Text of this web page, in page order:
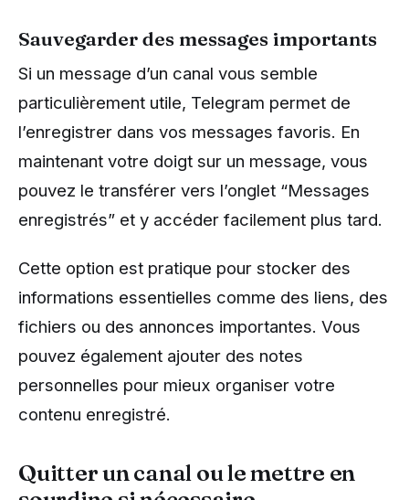
Sauvegarder des messages importants
Si un message d’un canal vous semble
particulièrement utile, Telegram permet de
l’enregistrer dans vos messages favoris. En
maintenant votre doigt sur un message, vous
pouvez le transférer vers l’onglet “Messages
enregistrés” et y accéder facilement plus tard.
Cette option est pratique pour stocker des
informations essentielles comme des liens, des
fichiers ou des annonces importantes. Vous
pouvez également ajouter des notes
personnelles pour mieux organiser votre
contenu enregistré.
Quitter un canal ou le mettre en